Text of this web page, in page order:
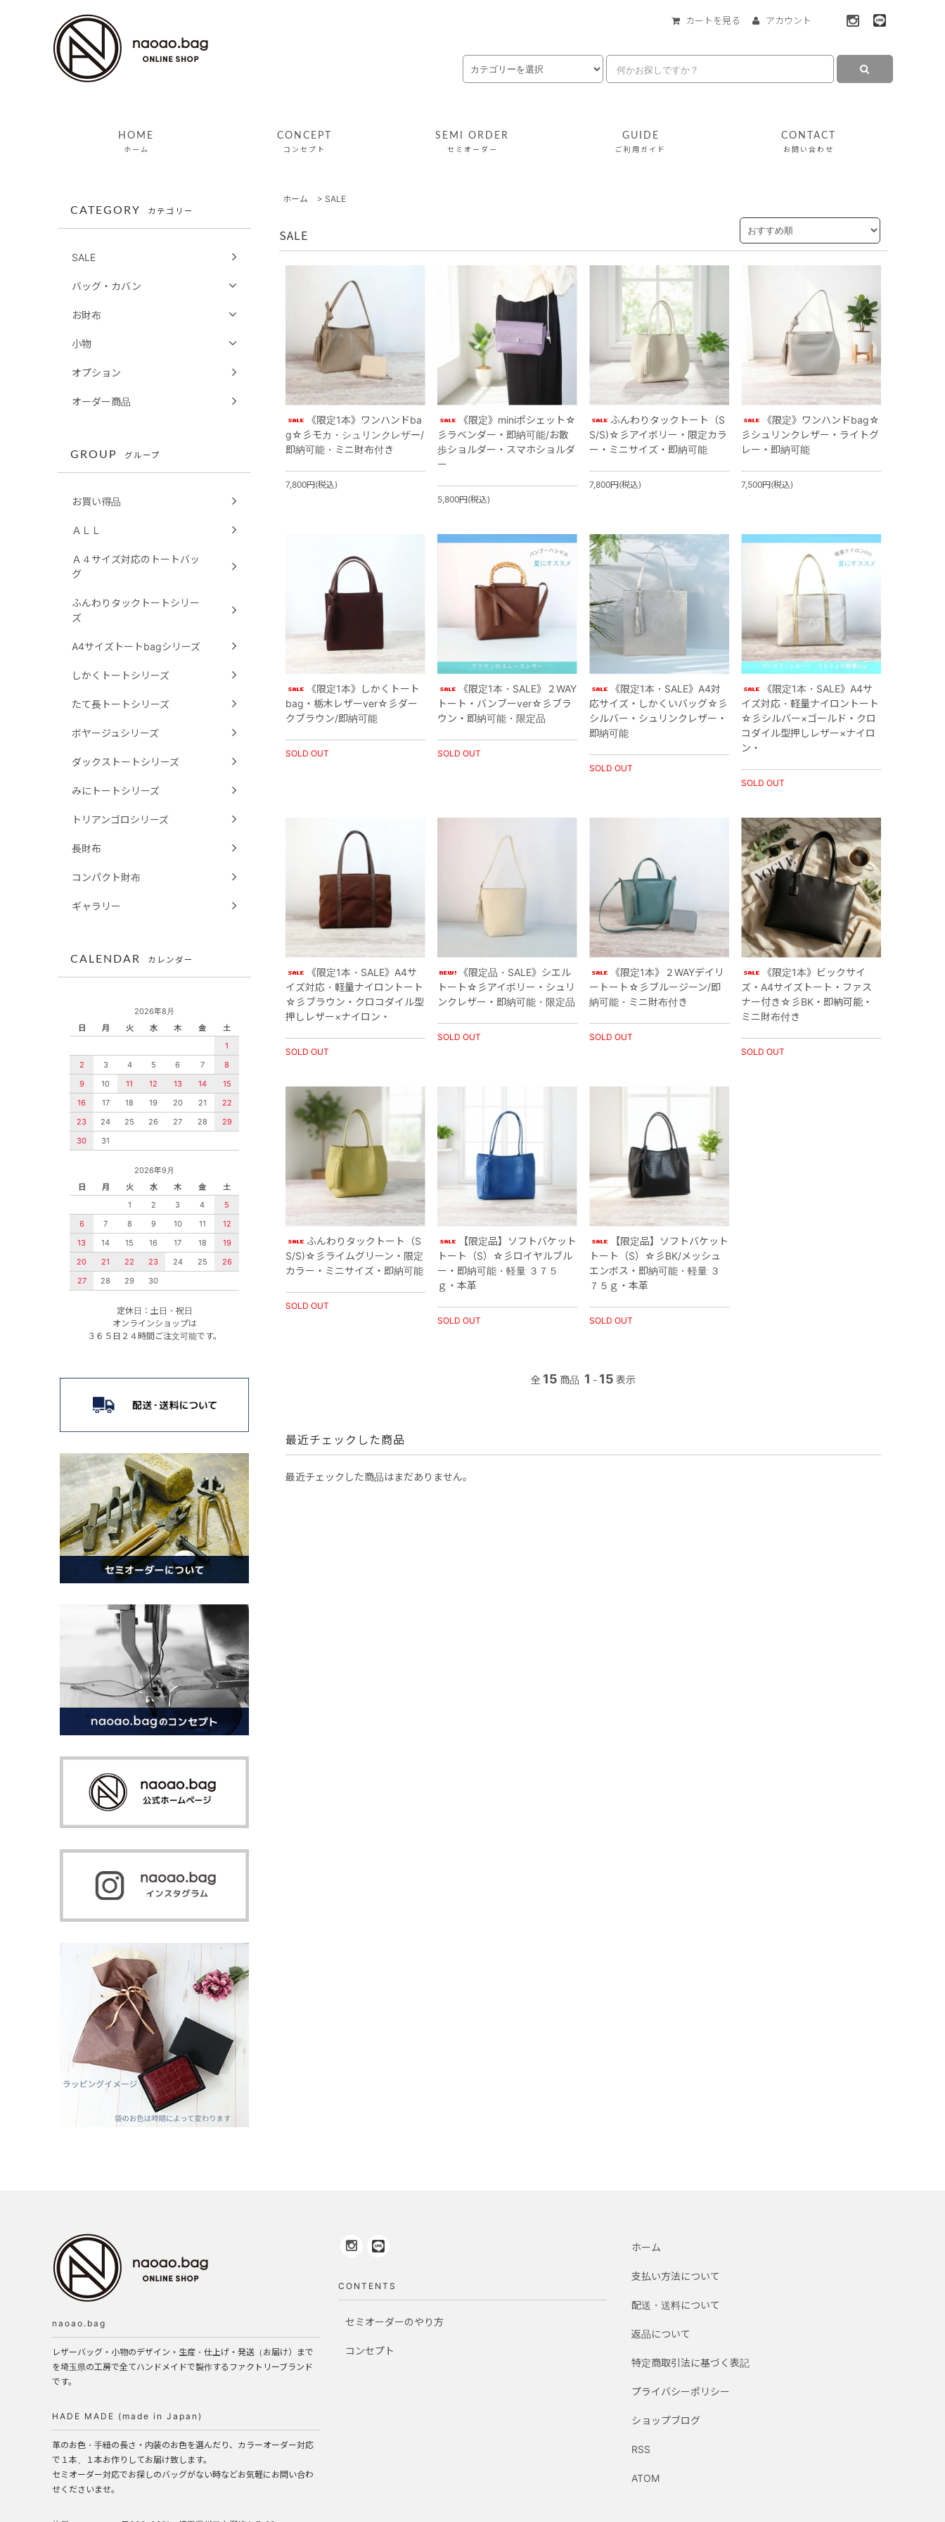
カートを見る アカウント
HOME
ホーム
CONCEPT
コンセプト
SEMI ORDER
セミオーダー
GUIDE
ご利用ガイド
CONTACT
お問い合わせ
ホーム > SALE
SALE
《限定1本》ワンハンドba
g☆彡モカ・シュリンクレザー/
即納可能・ミニ財布付き
7,800円(税込)
《限定》miniポシェット☆
彡ラベンダー・即納可能/お散
歩ショルダー・スマホショルダ
ー
5,800円(税込)
ふんわりタックトート（S
S/S)☆彡アイボリー・限定カラ
ー・ミニサイズ・即納可能
7,800円(税込)
《限定》ワンハンドbag☆
彡シュリンクレザー・ライトグ
レー・即納可能
7,500円(税込)
《限定1本》しかくトート
bag・栃木レザーver☆彡ダー
クブラウン/即納可能
SOLD OUT
《限定1本・SALE》２WAY
トート・バンブーver☆彡ブラ
ウン・即納可能・限定品
SOLD OUT
《限定1本・SALE》A4対
応サイズ・しかくいバッグ☆彡
シルバー・シュリンクレザー・
即納可能
SOLD OUT
《限定1本・SALE》A4サ
イズ対応・軽量ナイロントート
☆彡シルバー×ゴールド・クロ
コダイル型押しレザー×ナイロ
ン・
SOLD OUT
《限定1本・SALE》A4サ
イズ対応・軽量ナイロントート
☆彡ブラウン・クロコダイル型
押しレザー×ナイロン・
SOLD OUT
《限定品・SALE》シエル
トート☆彡アイボリー・シュリ
ンクレザー・即納可能・限定品
SOLD OUT
《限定1本》２WAYデイリ
ートート☆彡ブルージーン/即
納可能・ミニ財布付き
SOLD OUT
《限定1本》ビックサイ
ズ・A4サイズトート・ファス
ナー付き☆彡BK・即納可能・
ミニ財布付き
SOLD OUT
ふんわりタックトート（S
S/S)☆彡ライムグリーン・限定
カラー・ミニサイズ・即納可能
SOLD OUT
【限定品】ソフトバケット
トート（S）☆彡ロイヤルブル
ー・即納可能・軽量 ３７５
ｇ・本革
SOLD OUT
【限定品】ソフトバケット
トート（S）☆彡BK/メッシュ
エンボス・即納可能・軽量 ３
７５ｇ・本革
SOLD OUT
全 15 商品 1 - 15 表示
最近チェックした商品
最近チェックした商品はまだありません。
CATEGORY カテゴリー
SALE
バッグ・カバン
お財布
小物
オプション
オーダー商品
GROUP グループ
お買い得品
ＡＬＬ
Ａ４サイズ対応のトートバッ
グ
ふんわりタックトートシリー
ズ
A4サイズトートbagシリーズ
しかくトートシリーズ
たて長トートシリーズ
ボヤージュシリーズ
ダックストートシリーズ
みにトートシリーズ
トリアンゴロシリーズ
長財布
コンパクト財布
ギャラリー
CALENDAR カレンダー
2026年8月
日
月 火 水 木 金
土
1
2
3 4 5 6 7
8
9
10 11 12 13 14
15
16
17 18 19 20 21
22
23
24 25 26 27 28
29
30
31
2026年9月
日
月 火 水 木 金
土
1
2 3 4
5
6
7 8 9 10 11
12
13
14 15 16 17 18
19
20
21 22 23 24 25
26
27
28 29 30
定休日：土日・祝日
オンラインショップは
３６５日２４時間ご注文可能です。
naoao.bag
レザーバッグ・小物のデザイン・生産・仕上げ・発送（お届け）まで
を埼玉県の工房で全てハンドメイドで製作するファクトリーブランド
です。
HADE MADE (made in Japan)
革のお色・手紐の長さ・内装のお色を選んだり、カラーオーダー対応
で１本、１本お作りしてお届け致します。
セミオーダー対応でお探しのバッグがない時などお気軽にお問い合わ
せくださいませ。
CONTENTS
セミオーダーのやり方
コンセプト
ホーム
支払い方法について
配送・送料について
返品について
特定商取引法に基づく表記
プライバシーポリシー
ショップブログ
RSS
ATOM